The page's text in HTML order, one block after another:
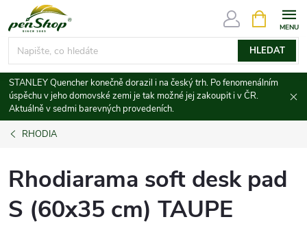
na
obsah
HLEDAT
NÁKUPNÍ
KOŠÍK
STANLEY Quencher konečně dorazil i na český trh. Po fenomenálním
úspěchu v jeho domovské zemi je tak možné jej zakoupit i v ČR.
Aktuálně v sedmi barevných provedeních.
RHODIA
Rhodiarama soft desk pad
S (60x35 cm) TAUPE